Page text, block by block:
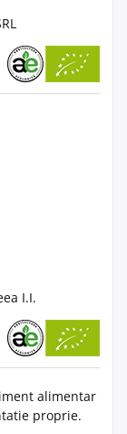
I.I.